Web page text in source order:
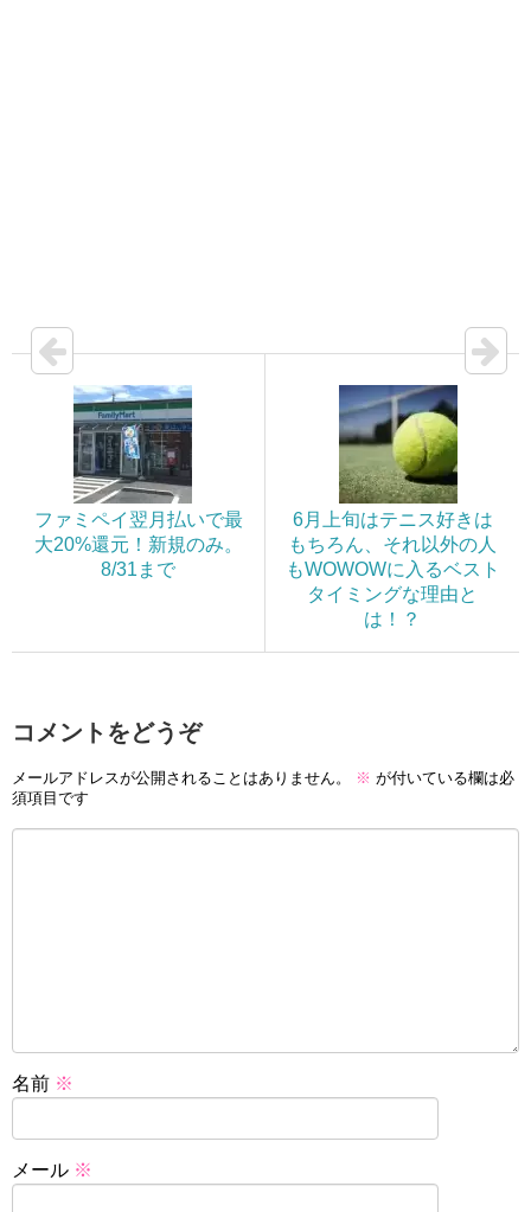
ファミペイ翌月払いで最
大20%還元！新規のみ。
8/31まで
6月上旬はテニス好きは
もちろん、それ以外の人
もWOWOWに入るベスト
タイミングな理由と
は！？
コメントをどうぞ
メールアドレスが公開されることはありません。 ※ が付いている欄は必
須項目です
名前 ※
メール ※